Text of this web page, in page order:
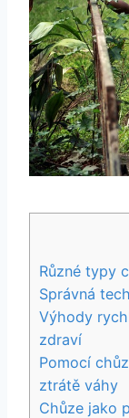
Různé typy
Správná
Výhody
zdraví
Pomocí
ztrátě váhy
Chůze jako